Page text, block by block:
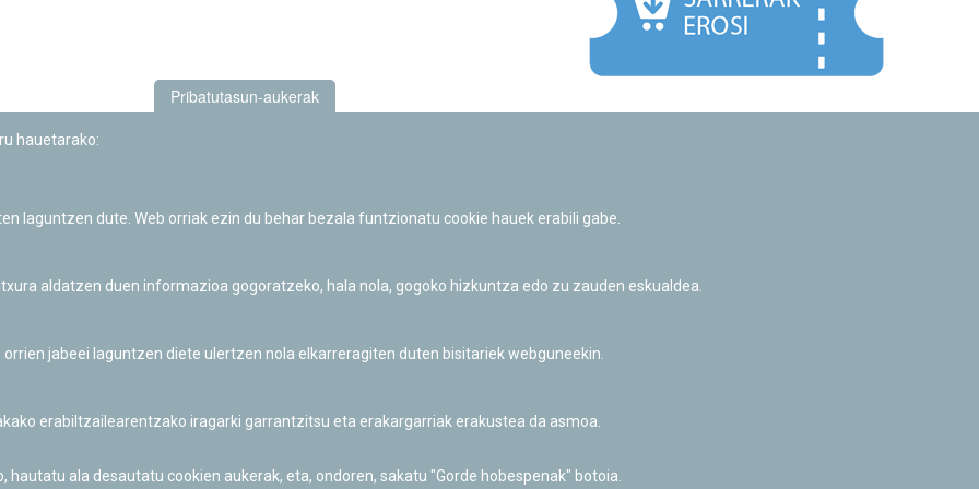
Informazio publikoa eskatzeko baimena
Pribatutasun-aukerak
hauetarako:
laguntzen dute. Web orriak ezin du behar bezala funtzionatu cookie hauek erabili gabe.
aldatzen duen informazioa gogoratzeko, hala nola, gogoko hizkuntza edo zu zauden eskualdea.
jabeei laguntzen diete ulertzen nola elkarreragiten duten bisitariek webguneekin.
erabiltzailearentzako iragarki garrantzitsu eta erakargarriak erakustea da asmoa.
ala desautatu cookien aukerak, eta, ondoren, sakatu "Gorde hobespenak" botoia.